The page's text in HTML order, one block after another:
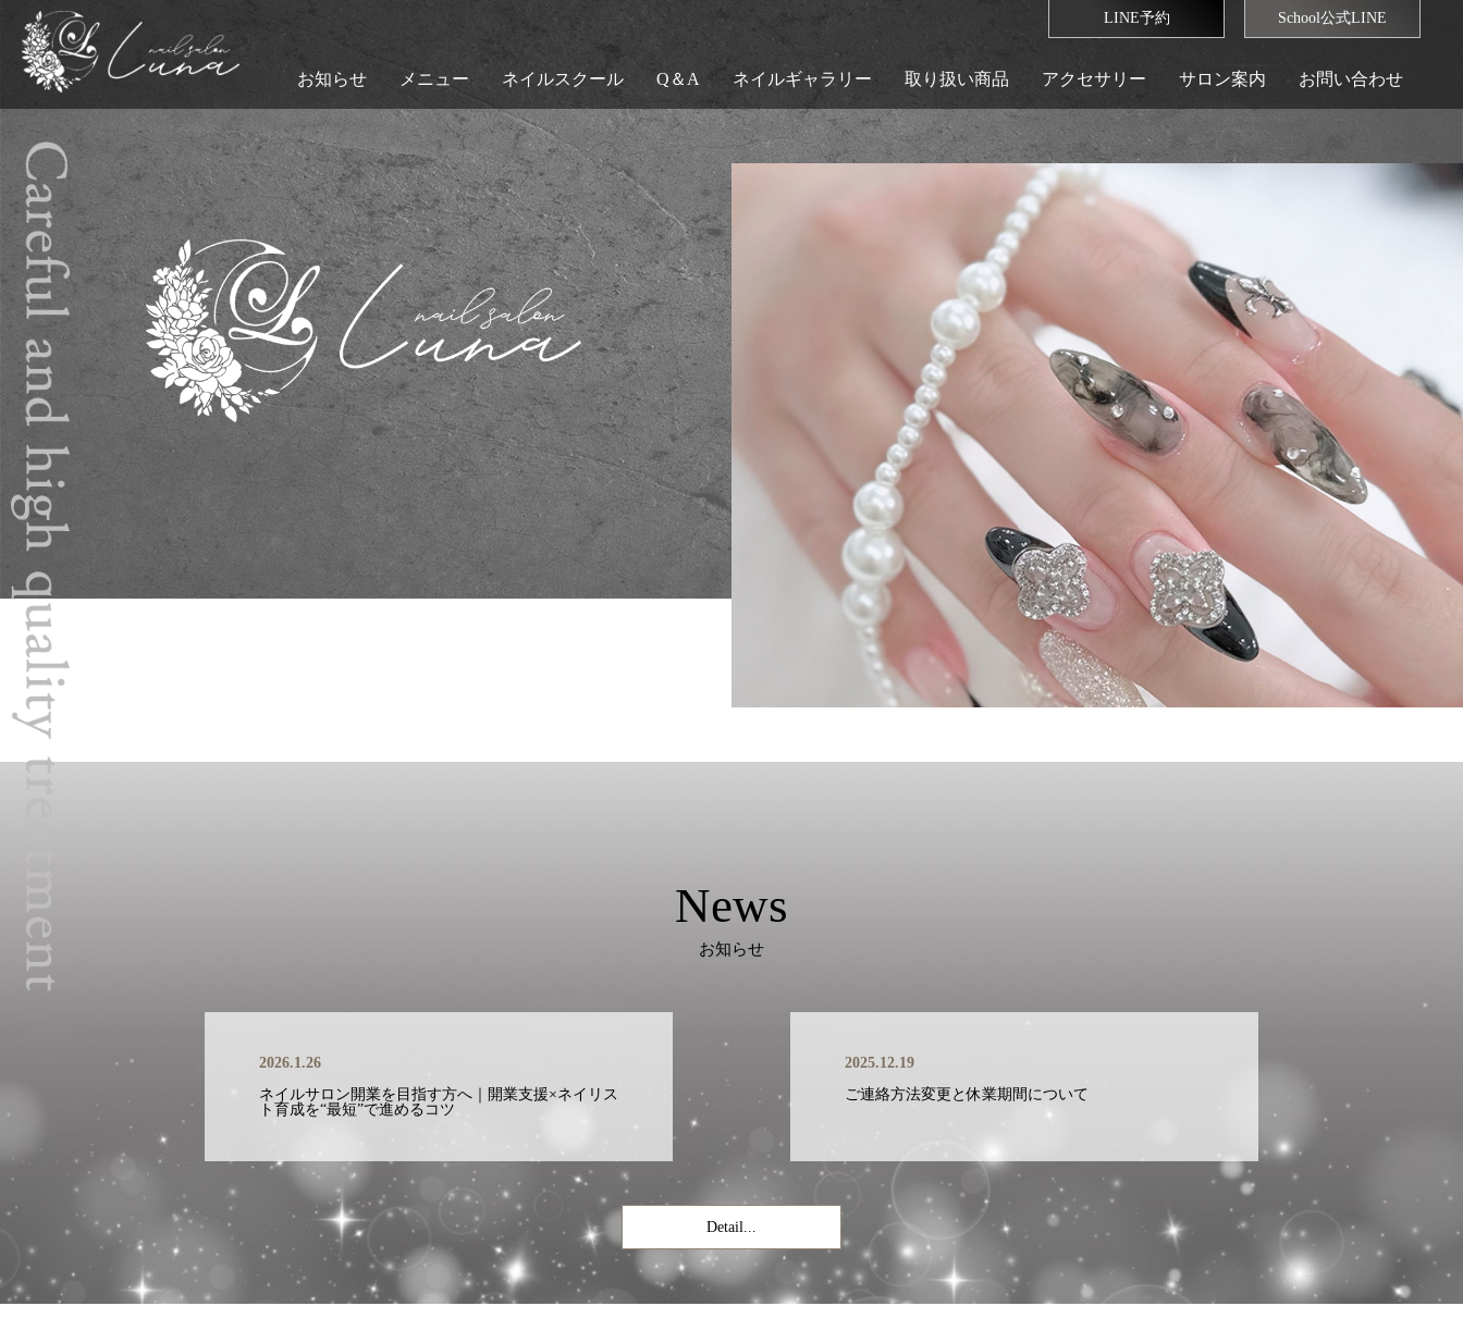
LINE予約 School公式LINE
お知らせ メニュー ネイルスクール Q＆A ネイルギャラリー 取り扱い商品 アクセサリー サロン案内 お問い合わせ
News
お知らせ
2026.1.26
ネイルサロン開業を目指す方へ｜開業支援×ネイリス
ト育成を“最短”で進めるコツ
2025.12.19
ご連絡方法変更と休業期間について
Detail...